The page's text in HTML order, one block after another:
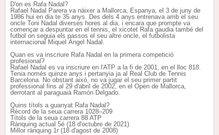
D'on es Rafa Nadal?
Rafael Nadal Parera va nàixer a Mallorca, Espanya, el 3 de juny de
1986 hui en dia te 35 anys. Des dels 4 anys entrenava amb el seu
oncle Toni Nadal diverses hores al dia, i encara que prompte va
començar a despuntar en el tennis, el xicotet Rafa gaudia també del
futbol on seguia els passos el seu altre oncle, el futbolista
internacional Miquel Àngel Nadal.
Quan es va inscriure Rafa Nadal en la primera competició
profesional?
Rafael Nadal es va inscriure en l'ATP a la fi de 2001, en el lloc 818.
Tenia només quinze anys i pertanyia ja al Real Club de Tennis
Barcelona. No obstant això, no va jugar el seu primer partit
professional fins al 29 d'abril de 2002, en el Open de Mallorca,
derrotant al paraguaià Ramón Delgado.
Quins títols a guanyat Rafa Nadal?
Rècord de la seua carrera 1028–209
Títols de la seua carrera 88 ATP
Rànquing actual 5é (18 d'octubre de 2021)
Millor rànquing 1r (18 d'agost de 2008)